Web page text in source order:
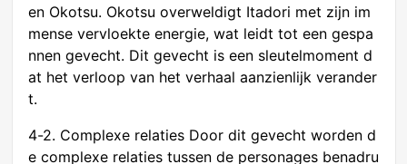
en Okotsu. Okotsu overweldigt Itadori met zijn im
mense vervloekte energie, wat leidt tot een gespa
nnen gevecht. Dit gevecht is een sleutelmoment d
at het verloop van het verhaal aanzienlijk verander
t.
4-2. Complexe relaties Door dit gevecht worden d
e complexe relaties tussen de personages benadru